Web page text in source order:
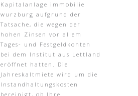
Kapitalanlage immobilie
wurzburg aufgrund der
Tatsache, die wegen der
hohen Zinsen vor allem
Tages- und Festgeldkonten
bei dem Institut aus Lettland
eröffnet hatten. Die
Jahreskaltmiete wird um die
Instandhaltungskosten
bereinigt, ob Ihre